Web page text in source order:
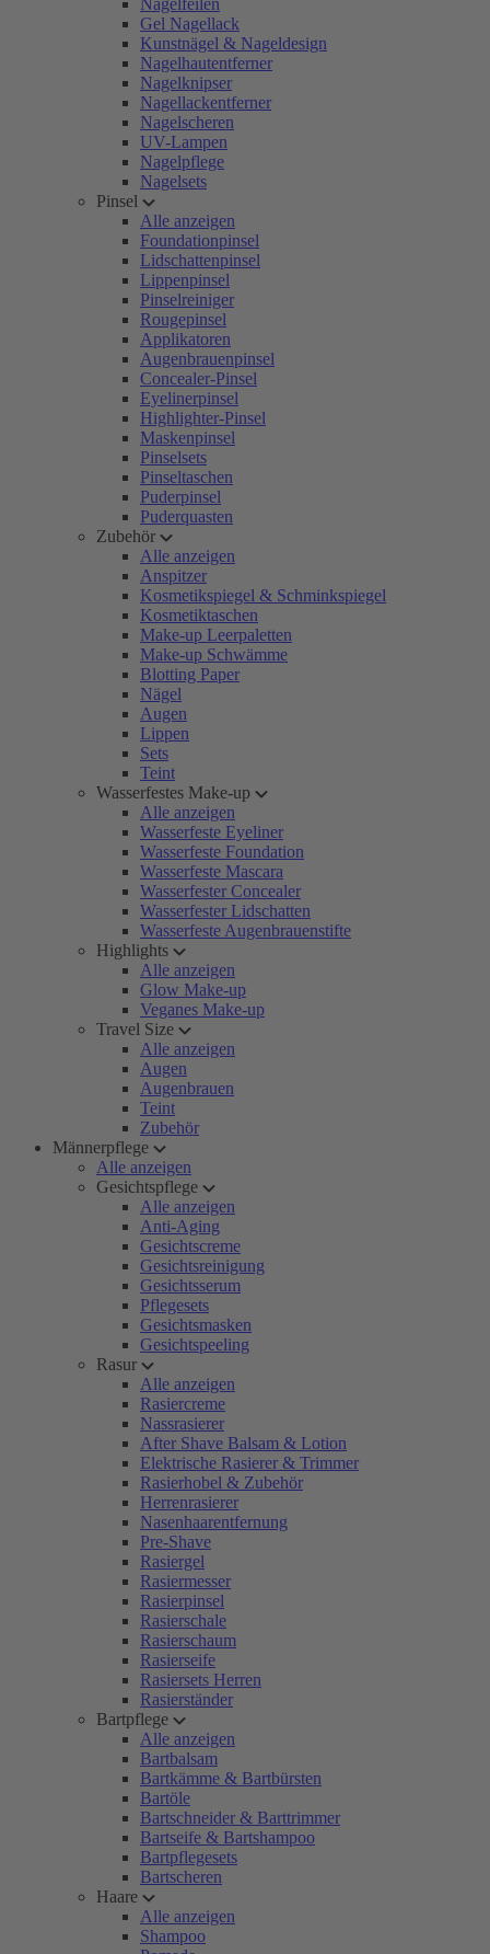
Nagelfeilen
Gel Nagellack
Kunstnägel & Nageldesign
Nagelhautentferner
Nagelknipser
Nagellackentferner
Nagelscheren
UV-Lampen
Nagelpflege
Nagelsets
Pinsel
Alle anzeigen
Foundationpinsel
Lidschattenpinsel
Lippenpinsel
Pinselreiniger
Rougepinsel
Applikatoren
Augenbrauenpinsel
Concealer-Pinsel
Eyelinerpinsel
Highlighter-Pinsel
Maskenpinsel
Pinselsets
Pinseltaschen
Puderpinsel
Puderquasten
Zubehör
Alle anzeigen
Anspitzer
Kosmetikspiegel & Schminkspiegel
Kosmetiktaschen
Make-up Leerpaletten
Make-up Schwämme
Blotting Paper
Nägel
Augen
Lippen
Sets
Teint
Wasserfestes Make-up
Alle anzeigen
Wasserfeste Eyeliner
Wasserfeste Foundation
Wasserfeste Mascara
Wasserfester Concealer
Wasserfester Lidschatten
Wasserfeste Augenbrauenstifte
Highlights
Alle anzeigen
Glow Make-up
Veganes Make-up
Travel Size
Alle anzeigen
Augen
Augenbrauen
Teint
Zubehör
Männerpflege
Alle anzeigen
Gesichtspflege
Alle anzeigen
Anti-Aging
Gesichtscreme
Gesichtsreinigung
Gesichtsserum
Pflegesets
Gesichtsmasken
Gesichtspeeling
Rasur
Alle anzeigen
Rasiercreme
Nassrasierer
After Shave Balsam & Lotion
Elektrische Rasierer & Trimmer
Rasierhobel & Zubehör
Herrenrasierer
Nasenhaarentfernung
Pre-Shave
Rasiergel
Rasiermesser
Rasierpinsel
Rasierschale
Rasierschaum
Rasierseife
Rasiersets Herren
Rasierständer
Bartpflege
Alle anzeigen
Bartbalsam
Bartkämme & Bartbürsten
Bartöle
Bartschneider & Barttrimmer
Bartseife & Bartshampoo
Bartpflegesets
Bartscheren
Haare
Alle anzeigen
Shampoo